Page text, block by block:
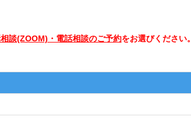
談(ZOOM)・電話相談のご予約をお選びください。